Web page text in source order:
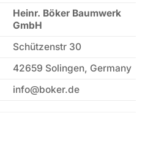
Heinr. Böker Baumwerk
GmbH
Schützenstr 30
42659 Solingen, Germany
info@boker.de